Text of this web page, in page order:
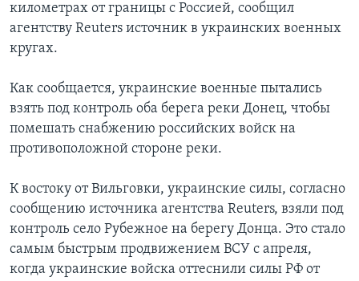
километрах от границы с Россией, сообщил
агентству Reuters источник в украинских военных
кругах.
Как сообщается, украинские военные пытались
взять под контроль оба берега реки Донец, чтобы
помешать снабжению российских войск на
противоположной стороне реки.
К востоку от Вильговки, украинские силы, согласно
сообщению источника агентства Reuters, взяли под
контроль село Рубежное на берегу Донца. Это стало
самым быстрым продвижением ВСУ с апреля,
когда украинские войска оттеснили силы РФ от